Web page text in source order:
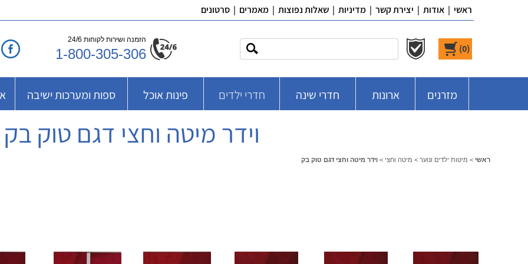
ראשי | אודות | יצירת קשר | מדיניות | שאלות נפוצות | מאמרים | סרטונים
(
0
)
הזמנה ושירות לקוחות 24/6
1-800-305-306
מזרנים ארונות חדרי שינה חדרי ילדים פינות אוכל ספות ומערכות ישיבה
וידר מיטה וחצי דגם טוק בק
ראשי > מיטות ילדים ונוער > מיטה וחצי > וידר מיטה וחצי דגם טוק בק